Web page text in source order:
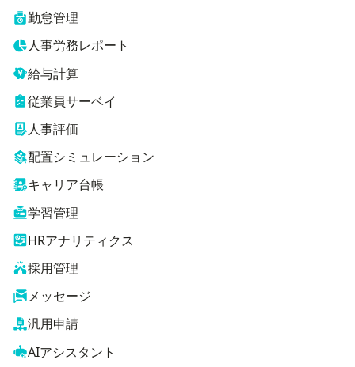
勤怠管理
人事労務レポート
給与計算
従業員サーベイ
人事評価
配置シミュレーション
キャリア台帳
学習管理
HRアナリティクス
採用管理
メッセージ
汎用申請
AIアシスタント